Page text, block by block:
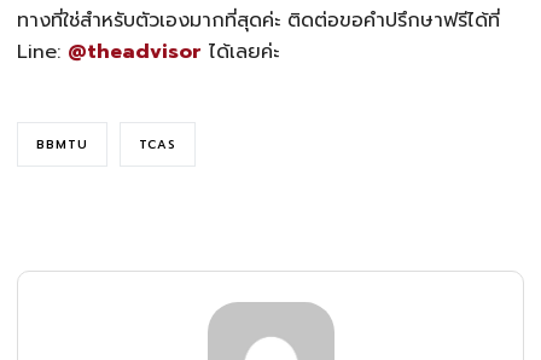
ทางที่ใช่สำหรับตัวเองมากที่สุดค่ะ ติดต่อขอคำปรึกษาฟรีได้ที่
Line: @theadvisor ได้เลยค่ะ
BBMTU TCAS